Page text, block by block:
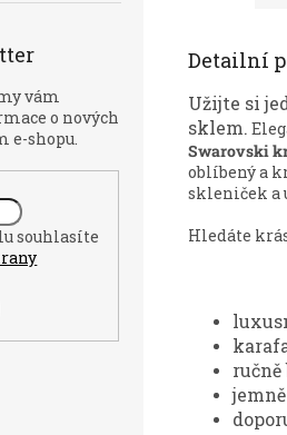
vám
o nových
e-shopu.
souhlasíte
Detailní
Užijte si
sklem.
Swarovski
oblíbený a
skleniček a
Hledáte